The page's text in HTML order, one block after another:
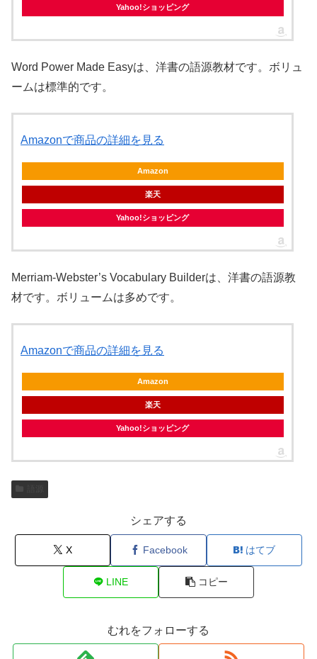
Yahoo!ショッピング
Word Power Made Easyは、洋書の語源教材です。ボリュ
ームは標準的です。
Amazonで商品の詳細を見る
Amazon
楽天
Yahoo!ショッピング
Merriam-Webster’s Vocabulary Builderは、洋書の語源教
材です。ボリュームは多めです。
Amazonで商品の詳細を見る
Amazon
楽天
Yahoo!ショッピング
シェアする
X Facebook はてブ
LINE コピー
むれをフォローする